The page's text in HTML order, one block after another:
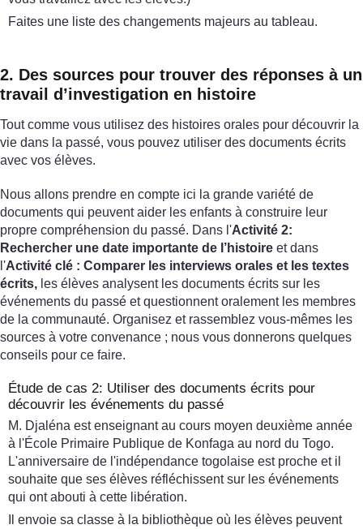
Faites une liste des changements majeurs au tableau.
2. Des sources pour trouver des réponses à un
travail d’investigation en histoire
Tout comme vous utilisez des histoires orales pour découvrir la
vie dans la passé, vous pouvez utiliser des documents écrits
avec vos élèves.
Nous allons prendre en compte ici la grande variété de
documents qui peuvent aider les enfants à construire leur
propre compréhension du passé. Dans l'Activité 2:
Rechercher une date importante de l’histoire et dans
l'Activité clé : Comparer les interviews orales et les textes
écrits, les élèves analysent les documents écrits sur les
événements du passé et questionnent oralement les membres
de la communauté. Organisez et rassemblez vous-mêmes les
sources à votre convenance ; nous vous donnerons quelques
conseils pour ce faire.
Étude de cas 2: Utiliser des documents écrits pour
découvrir les événements du passé
M. Djaléna est enseignant au cours moyen deuxième année
à l'École Primaire Publique de Konfaga au nord du Togo.
L'anniversaire de l'indépendance togolaise est proche et il
souhaite que ses élèves réfléchissent sur les événements
qui ont abouti à cette libération.
Il envoie sa classe à la bibliothèque où les élèves peuvent